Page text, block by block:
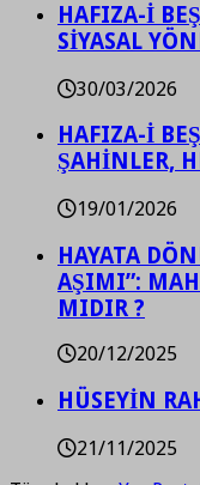
HAFIZA-İ
SİYASAL
30/03/2026
HAFIZA-İ
ŞAHİNLER,
19/01/2026
HAYATA
AŞIMI”:
MIDIR ?
20/12/2025
HÜSEYİN
21/11/2025